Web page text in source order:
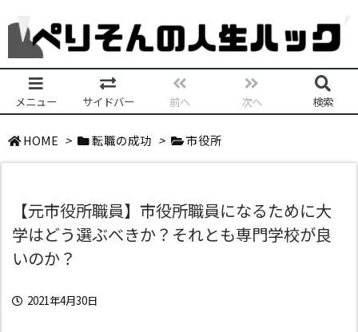
メニュー サイドバー 前へ 次へ 検索
HOME > 転職の成功 > 市役所
【元市役所職員】市役所職員になるために大
学はどう選ぶべきか？それとも専門学校が良
いのか？
2021年4月30日